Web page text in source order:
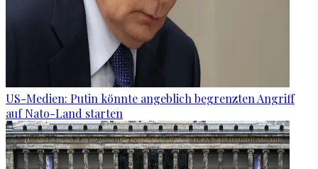
US-Medien: Putin könnte angeblich begrenzten Angriff
auf Nato-Land starten